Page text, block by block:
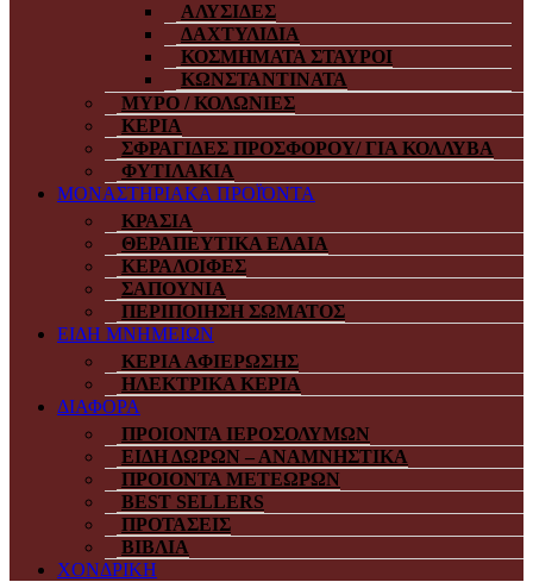
ΑΛΥΣΙΔΕΣ
ΔΑΧΤΥΛΙΔΙΑ
ΚΟΣΜΗΜΑΤΑ ΣΤΑΥΡΟΙ
ΚΩΝΣΤΑΝΤΙΝΑΤΑ
ΜΥΡΟ / ΚΟΛΩΝΙΕΣ
ΚΕΡΙΑ
ΣΦΡΑΓΙΔΕΣ ΠΡΟΣΦΟΡΟΥ/ ΓΙΑ ΚΟΛΛΥΒΑ
ΦΥΤΙΛΑΚΙΑ
ΜΟΝΑΣΤΗΡΙΑΚΑ ΠΡΟΪΌΝΤΑ
ΚΡΑΣΙΑ
ΘΕΡΑΠΕΥΤΙΚΑ ΕΛΑΙΑ
ΚΕΡΑΛΟΙΦΕΣ
ΣΑΠΟΥΝΙΑ
ΠΕΡΙΠΟΙΗΣΗ ΣΩΜΑΤΟΣ
ΕΙΔΗ ΜΝΗΜΕΙΩΝ
ΚΕΡΙΑ ΑΦΙΕΡΩΣΗΣ
ΗΛΕΚΤΡΙΚΑ ΚΕΡΙΑ
ΔΙΑΦΟΡΑ
ΠΡΟΙΟΝΤΑ ΙΕΡΟΣΟΛΥΜΩΝ
ΕΙΔΗ ΔΩΡΩΝ – ΑΝΑΜΝΗΣΤΙΚΑ
ΠΡΟΙΟΝΤΑ ΜΕΤΕΩΡΩΝ
BEST SELLERS
ΠΡΟΤΑΣΕΙΣ
ΒΙΒΛΙΑ
ΧΟΝΔΡΙΚΗ